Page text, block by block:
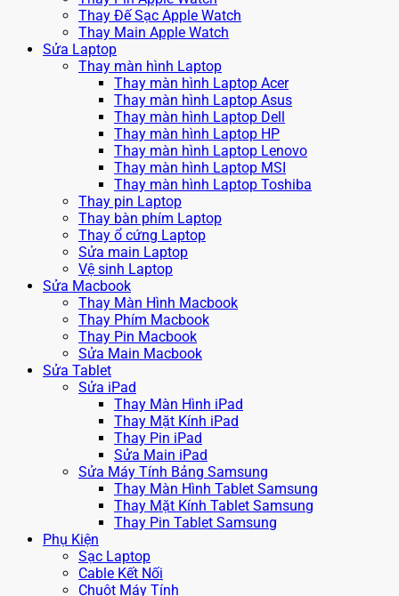
Thay Đế Sạc Apple Watch
Thay Main Apple Watch
Sửa Laptop
Thay màn hình Laptop
Thay màn hình Laptop Acer
Thay màn hình Laptop Asus
Thay màn hình Laptop Dell
Thay màn hình Laptop HP
Thay màn hình Laptop Lenovo
Thay màn hình Laptop MSI
Thay màn hình Laptop Toshiba
Thay pin Laptop
Thay bàn phím Laptop
Thay ổ cứng Laptop
Sửa main Laptop
Vệ sinh Laptop
Sửa Macbook
Thay Màn Hình Macbook
Thay Phím Macbook
Thay Pin Macbook
Sửa Main Macbook
Sửa Tablet
Sửa iPad
Thay Màn Hình iPad
Thay Mặt Kính iPad
Thay Pin iPad
Sửa Main iPad
Sửa Máy Tính Bảng Samsung
Thay Màn Hình Tablet Samsung
Thay Mặt Kính Tablet Samsung
Thay Pin Tablet Samsung
Phụ Kiện
Sạc Laptop
Cable Kết Nối
Chuột Máy Tính